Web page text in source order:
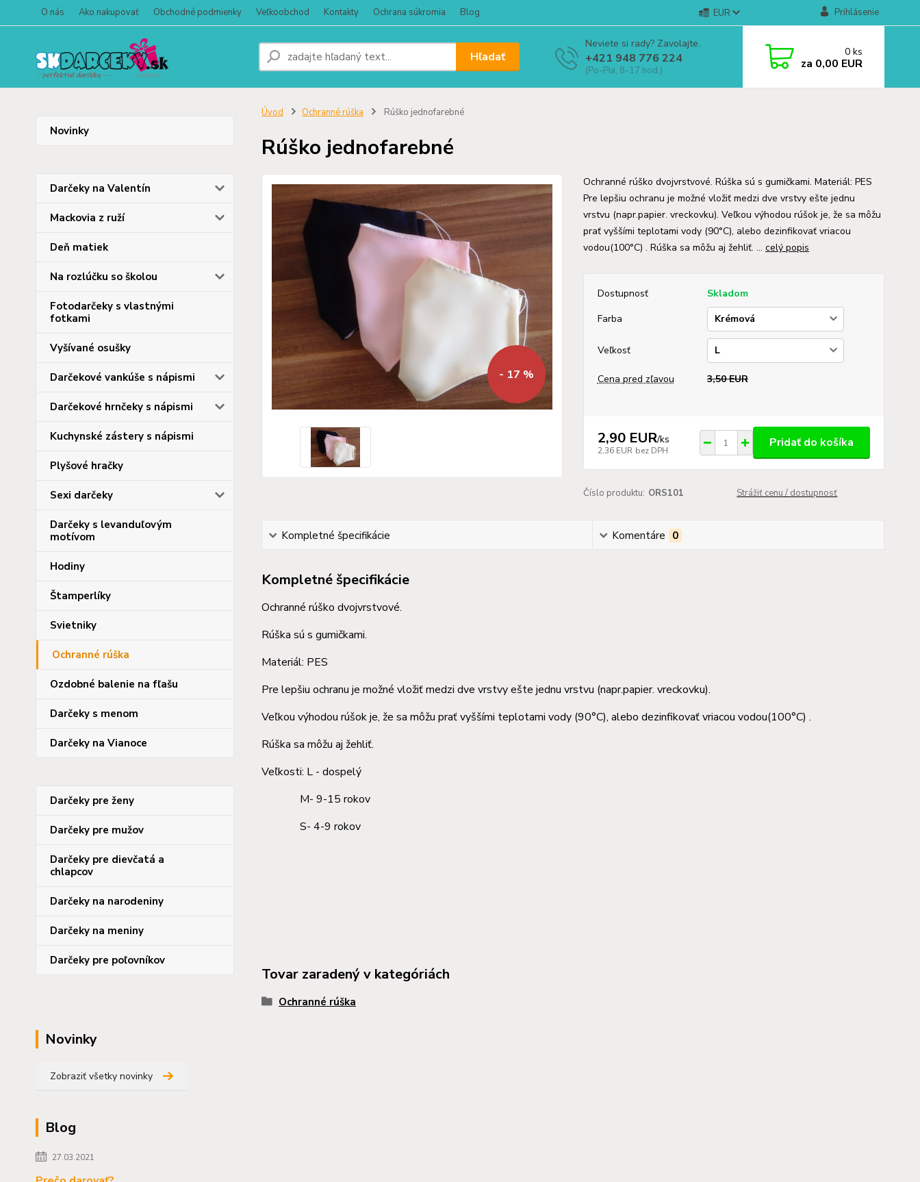
O nás Ako nakupovať Obchodné podmienky Veľkoobchod Kontakty Ochrana súkromia Blog EUR Prihlásenie
Hľadať
Neviete si rady? Zavolajte.
+421 948 776 224
(Po-Pia, 8-17 hod.)
0 ks
za 0,00 EUR
Novinky
Darčeky na Valentín
Mackovia z ruží
Deň matiek
Na rozlúčku so školou
Fotodarčeky s vlastnými
fotkami
Vyšívané osušky
Darčekové vankúše s nápismi
Darčekové hrnčeky s nápismi
Kuchynské zástery s nápismi
Plyšové hračky
Sexi darčeky
Darčeky s levanduľovým
motívom
Hodiny
Štamperlíky
Svietniky
Ochranné rúška
Ozdobné balenie na fľašu
Darčeky s menom
Darčeky na Vianoce
Darčeky pre ženy
Darčeky pre mužov
Darčeky pre dievčatá a
chlapcov
Darčeky na narodeniny
Darčeky na meniny
Darčeky pre poľovníkov
Novinky
Zobraziť všetky novinky
Blog
27.03.2021
Úvod Ochranné rúška Rúško jednofarebné
Rúško jednofarebné
- 17 %
Ochranné rúško dvojvrstvové. Rúška sú s gumičkami. Materiál: PES
Pre lepšiu ochranu je možné vložiť medzi dve vrstvy ešte jednu
vrstvu (napr.papier. vreckovku). Veľkou výhodou rúšok je, že sa môžu
prať vyššími teplotami vody (90°C), alebo dezinfikovať vriacou
vodou(100°C) . Rúška sa môžu aj žehliť. ... celý popis
Dostupnosť
Skladom
Farba
Veľkosť
Cena pred zľavou 3,50 EUR
2,90 EUR/ks
2,36 EUR bez DPH
Pridať do košíka
Číslo produktu: ORS101 Strážiť cenu / dostupnosť
Kompletné špecifikácie Komentáre 0
Kompletné špecifikácie
Ochranné rúško dvojvrstvové.
Rúška sú s gumičkami.
Materiál: PES
Pre lepšiu ochranu je možné vložiť medzi dve vrstvy ešte jednu vrstvu (napr.papier. vreckovku).
Veľkou výhodou rúšok je, že sa môžu prať vyššími teplotami vody (90°C), alebo dezinfikovať vriacou vodou(100°C) .
Rúška sa môžu aj žehliť.
Veľkosti: L - dospelý
M- 9-15 rokov
S- 4-9 rokov
Tovar zaradený v kategóriách
Ochranné rúška